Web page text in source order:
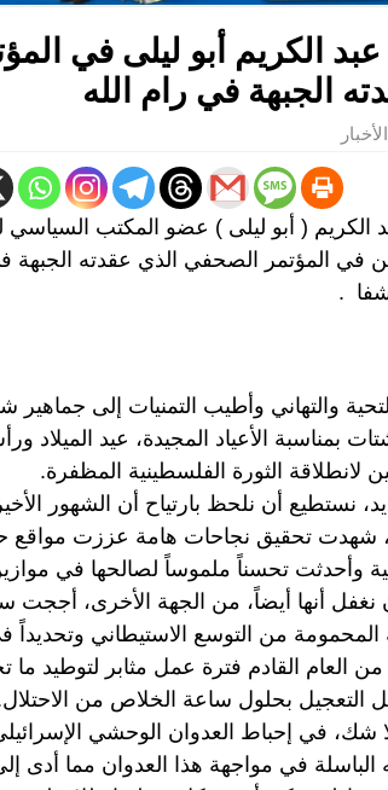
الكريم أبو ليلى في
الجبهة في رام الله
الكريم ( أبو ليلى ) عضو المكتب السياسي
في المؤتمر الصحفي الذي عقدته الجبهة
والتهاني وأطيب التمنيات إلى جماهير
بمناسبة الأعياد المجيدة، عيد الميلاد
لانطلاقة الثورة الفلسطينية المظفرة.
نستطيع أن نلحظ بارتياح أن الشهور
شهدت تحقيق نجاحات هامة عززت مواقع
وأحدثت تحسناً ملموساً لصالحها في
نغفل أنها أيضاً، من الجهة الأخرى، أججت
المحمومة من التوسع الاستيطاني
العام القادم فترة عمل مثابر لتوطيد
التعجيل بحلول ساعة الخلاص من
شك، في إحباط العدوان الوحشي
في مواجهة هذا العدوان مما أدى